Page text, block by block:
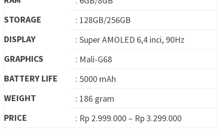
STORAGE
: 128GB/256GB
DISPLAY
: Super AMOLED 6,4 inci, 90Hz
GRAPHICS
: Mali-G68
BATTERY LIFE
: 5000 mAh
WEIGHT
: 186 gram
PRICE
: Rp 2.999.000 – Rp 3.299.000